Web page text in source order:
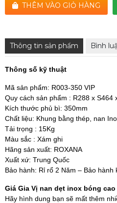
THÊM VÀO GIỎ HÀNG
Thông tin sản phẩm Bình
Thông số kỹ thuật
Mã sản phẩm: R003-350 VIP
Quy cách sản phẩm : R288 x S464
Kích thước phủ bì: 350mm
Chất liệu: Khung bằng thép, nan
Tải trọng : 15Kg
Màu sắc : Xám ghi
Hãng sản xuất: ROXANA
Xuất xứ: Trung Quốc
Bảo hành: Rỉ rổ 2 Năm – Bảo hành
Giá Gia Vị nan dẹt inox bóng
Hãy hình dung bạn sẽ mất thêm